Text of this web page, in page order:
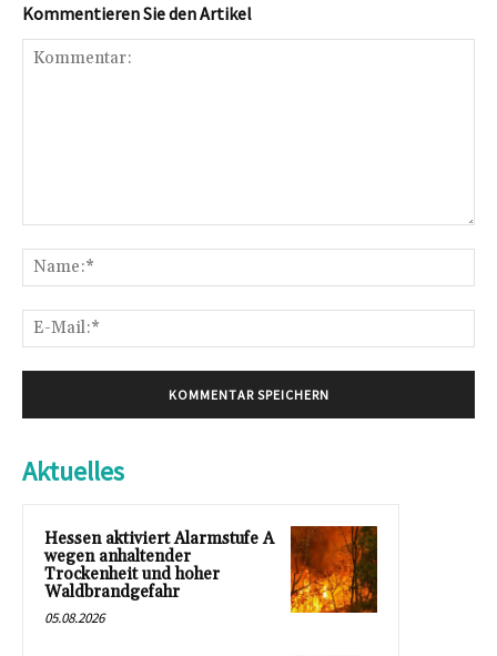
Kommentieren Sie den Artikel
Aktuelles
Hessen aktiviert Alarmstufe A
wegen anhaltender
Trockenheit und hoher
Waldbrandgefahr
05.08.2026